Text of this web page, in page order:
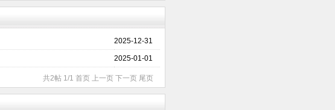
2025-12-31
2025-01-01
共2帖 1/1 首页 上一页 下一页 尾页